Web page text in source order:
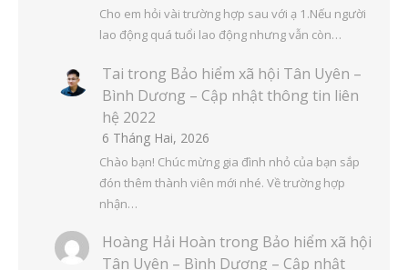
Cho em hỏi vài trường hợp sau với ạ 1.Nếu người
lao động quá tuổi lao động nhưng vẫn còn…
Tai trong Bảo hiểm xã hội Tân Uyên –
Bình Dương – Cập nhật thông tin liên
hệ 2022
6 Tháng Hai, 2026
Chào bạn! Chúc mừng gia đình nhỏ của bạn sắp
đón thêm thành viên mới nhé. Về trường hợp
nhận…
Hoàng Hải Hoàn trong Bảo hiểm xã hội
Tân Uyên – Bình Dương – Cập nhật